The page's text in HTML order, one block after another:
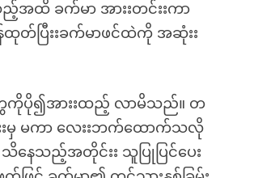
အထိ ခက်မာ အားးတင်းးကာ
တ်ပြီးးခက်မာဖင်ထဲကို အဆုံးး
ေကိုပို၍အားးထည့် လာမိသည်။ တ
ါးးမှ မကာ လေးးဘက်ထောက်သလို
ေသည့်အတိုင်းး သူပြုပြင်ပေး